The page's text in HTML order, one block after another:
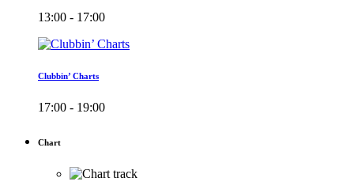
13:00 - 17:00
Clubbin’ Charts
17:00 - 19:00
Chart